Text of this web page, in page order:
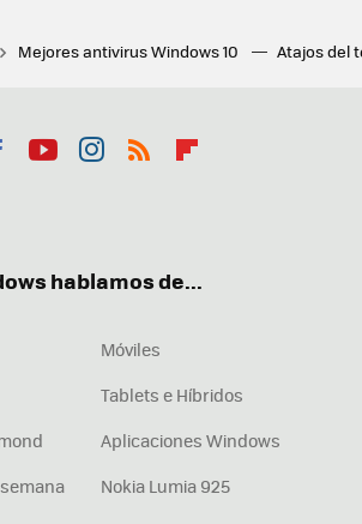
Mejores antivirus Windows 10 Atajos del
hablamos de...
Móviles
Tablets e Híbridos
Aplicaciones Windows
Nokia Lumia 925